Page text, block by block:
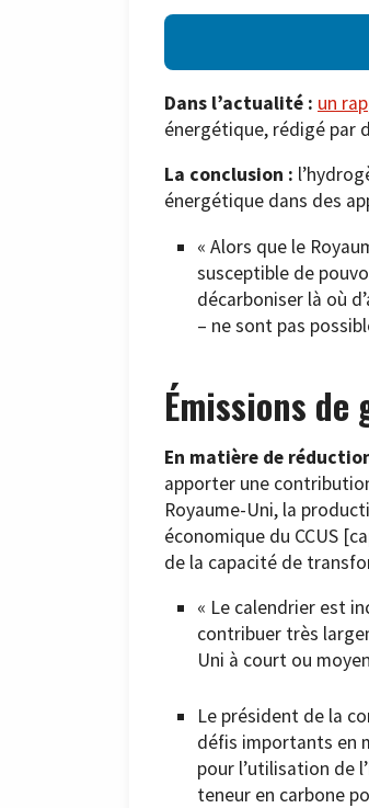
Dans l’actualité : un
énergétique, rédigé par
La conclusion :
énergétique dans des
« Alors que le
susceptible de
décarboniser là où
– ne sont pas
Émissions de
En matière de
apporter une
Royaume-Uni, la
économique du CCUS
de la capacité de
« Le calendrier est
contribuer très
Uni à court ou
Le président de la
défis importants en
pour l’utilisation de
teneur en carbone